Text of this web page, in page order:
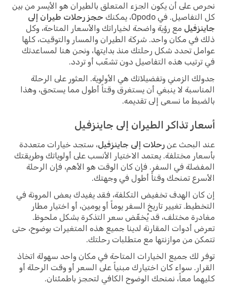
نحرص على أن يكون الجزء المتعلق بالطيران هو الأيسر من بين
كل التفاصيل. في Opodo، يمكنك
حجز رحلات طيران إلى
جاينزفيل مع رؤية واضحة لخياراتك والأسعار المتاحة، وكل
ذلك في مكان واحد. شركة الطيران والمسار والتوقيت، كلها
عوامل تحدد شكل رحلتك منذ بدايتها، ونحن هنا لمساعدتك
في ترتيب هذه التفاصيل دون تشعّب أو تردد.
جدولك الزمني وتفضيلاتك هي الأولوية. العثور على الرحلة
المناسبة لا ينبغي أن يستغرق وقتاً أطول مما يستحق، وهذا
بالضبط ما نسعى إلى تقديمه.
أسعار تذاكر الطيران إلى جاينزفيل
عند البحث عن رحلات إلى جاينزفيل، ستجد خيارات متعددة
بأسعار مختلفة. يعتمد الاختيار الأنسب على أولوياتك وطريقتك
المفضلة في السفر. فإن كان الوقت هو الأهم، فإن الرحلة
الأسرع تمنحك وقتاً أطول في وجهتك.
إن كان الهدف تخفيض التكلفة، فقد يفيدك بعض المرونة في
التخطيط. تغيير تاريخ السفر يوماً أو يومين، أو اختيار مطار
مغادرة مختلف، قد يُخفّض سعر التذكرة بشكل ملحوظ.
تعرض أدوات المقارنة لدينا جميع هذه المتغيرات بوضوح، حتى
تتمكن من موازنتها مع متطلبات رحلتك.
توفر لك جميع الخيارات المتاحة في مكان واحد سهولة اتخاذ
القرار. سواء كان اختيارك مبنياً على السعر أو وقت الرحلة أو
كليهما معاً، نمنحك الوضوح الكافي لتحجز باطمئنان.